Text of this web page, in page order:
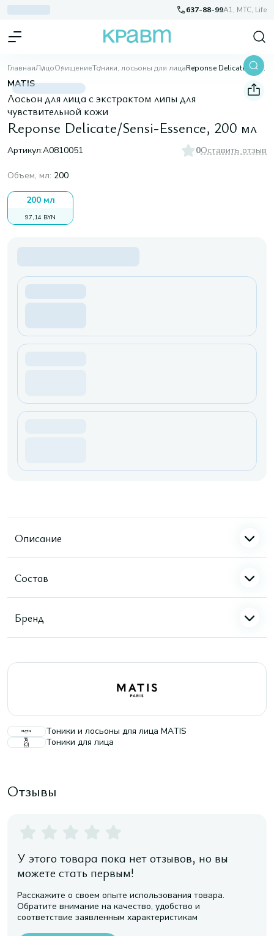
637-88-99A1, МТС, Life
ГлавнаяЛицоОчищениеТоники, лосьоны для лица Reponse Delicate/Sensi-Essence, 200 мл
MATIS
Лосьон для лица с экстрактом липы для
чувствительной кожи
Reponse Delicate/Sensi-Essence, 200 мл
Артикул:A0810051 0Оставить отзыв
Объем, мл: 200
200 мл
97,14 BYN
Описание
Состав
Бренд
Тоники и лосьоны для лица MATIS
Тоники для лица
Отзывы
У этого товара пока нет отзывов, но вы
можете стать первым!
Расскажите о своем опыте использования товара.
Обратите внимание на качество, удобство и
соответствие заявленным характеристикам